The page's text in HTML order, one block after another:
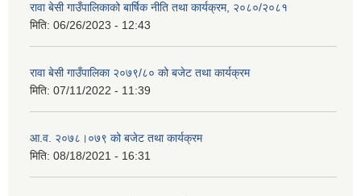
रावा बेसी गाउँपालिकाको बार्षिक नीति तथा कार्यक्रम, २०८०/२०८१
मिति: 06/26/2023 - 12:43
रावा बेसी गाउँपालिका २०७९/८० को बजेट तथा कार्यक्रम
मिति: 07/11/2022 - 11:39
आ.व. २०७८।०७९ को बजेट तथा कार्यक्रम
मिति: 08/18/2021 - 16:31